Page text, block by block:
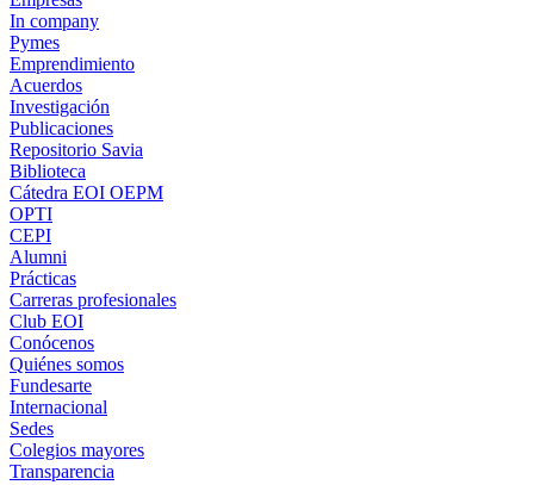
In company
Pymes
Emprendimiento
Acuerdos
Investigación
Publicaciones
Repositorio Savia
Biblioteca
Cátedra EOI OEPM
OPTI
CEPI
Alumni
Prácticas
Carreras profesionales
Club EOI
Conócenos
Quiénes somos
Fundesarte
Internacional
Sedes
Colegios mayores
Transparencia